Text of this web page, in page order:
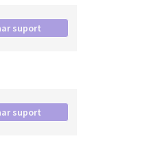
suport
suport